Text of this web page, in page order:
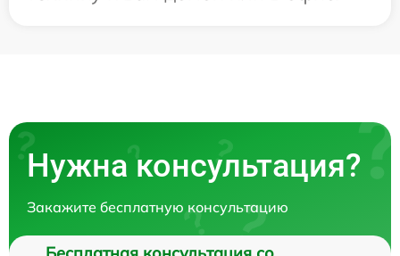
Нужна консультация?
Закажите бесплатную консультацию